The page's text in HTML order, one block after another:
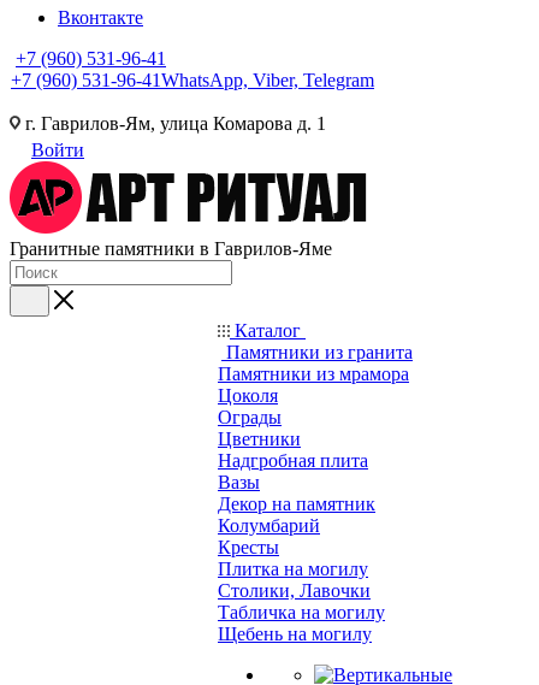
Вконтакте
+7 (960) 531-96-41
+7 (960) 531-96-41WhatsApp, Viber, Telegram
г. Гаврилов-Ям, улица Комарова д. 1
Войти
Гранитные памятники в Гаврилов-Яме
Каталог
Памятники из гранита
Памятники из мрамора
Цоколя
Ограды
Цветники
Надгробная плита
Вазы
Декор на памятник
Колумбарий
Кресты
Плитка на могилу
Столики, Лавочки
Табличка на могилу
Щебень на могилу